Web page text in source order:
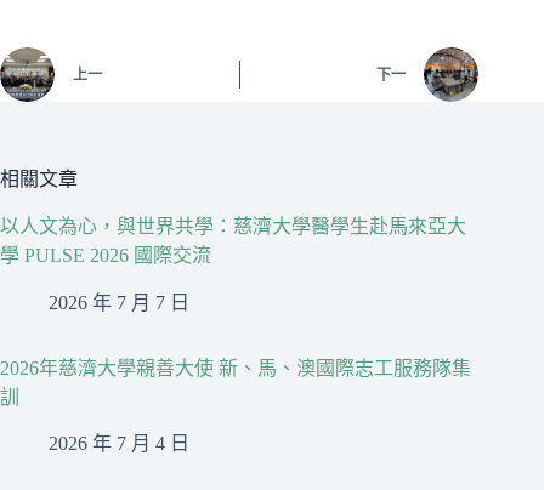
上一 下一
相關文章
以人文為心，與世界共學：慈濟大學醫學生赴馬來亞大
學 PULSE 2026 國際交流
2026 年 7 月 7 日
2026年慈濟大學親善大使 新、馬、澳國際志工服務隊集
訓
2026 年 7 月 4 日